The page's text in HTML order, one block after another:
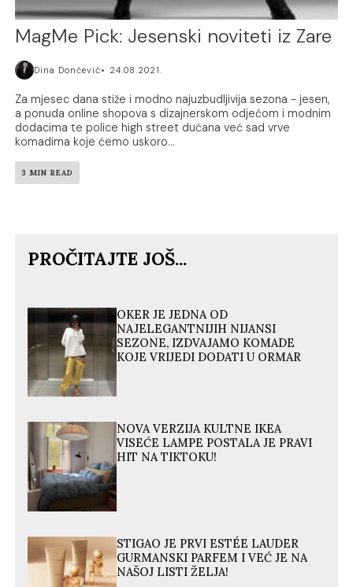
MagMe Pick: Jesenski noviteti iz Zare
Dina Dončević 24.08.2021.
Za mjesec dana stiže i modno najuzbudljivija sezona - jesen,
a ponuda online shopova s dizajnerskom odjećom i modnim
dodacima te police high street dućana već sad vrve
komadima koje ćemo uskoro...
3 MIN READ
PROČITAJTE JOŠ...
OKER JE JEDNA OD
NAJELEGANTNIJIH NIJANSI
SEZONE, IZDVAJAMO KOMADE
KOJE VRIJEDI DODATI U ORMAR
NOVA VERZIJA KULTNE IKEA
VISEĆE LAMPE POSTALA JE PRAVI
HIT NA TIKTOKU!
STIGAO JE PRVI ESTÉE LAUDER
GURMANSKI PARFEM I VEĆ JE NA
NAŠOJ LISTI ŽELJA!